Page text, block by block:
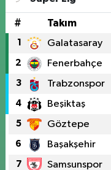
# Takım
1 Galatasaray
2 Fenerbahçe
3 Trabzonspor
4 Beşiktaş
5 Göztepe
6 Başakşehir
7 Samsunspor